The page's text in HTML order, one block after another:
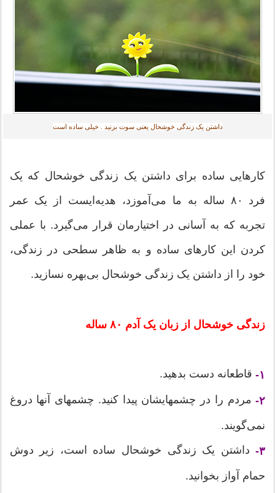
داشتن یک زندگی خوشحال یعنی سوت بزنید . خیلی ساده است‎
کارهایی ساده برای داشتن یک زندگی خوشحال که یک
فرد ۸۰ ساله به ما می‌آموزد، هدیه‌ایست از یک عمر
تجربه که به آسانی در اختیارمان قرار می‌گیرد. با عملی
کردن این کارهای ساده و به ظاهر سطحی در زندگی،
خود را از داشتن یک زندگی خوشحال بی‌بهره نسازید.
زندگی خوشحال از زبان یک آدم ۸۰ ساله
۱- قاطعانه دست بدهید.
۲- مردم را در چشمهایشان پیدا کنید. چشمهای آنها دروغ
نمی‌گویند.
۳- داشتن یک زندگی خوشحال ساده است، زیر دوش
حمام آواز بخوانید.